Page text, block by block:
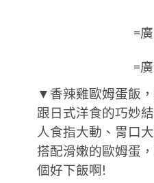
=
=
▼香辣雞歐姆蛋飯
跟日式洋食的巧妙
人食指大動、胃口
搭配滑嫩的歐姆蛋
個好下飯啊!